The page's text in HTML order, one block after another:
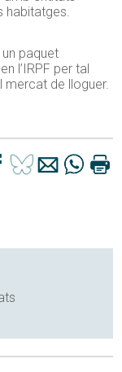
habitatges.
paquet
l’IRPF per tal
mercat de lloguer.